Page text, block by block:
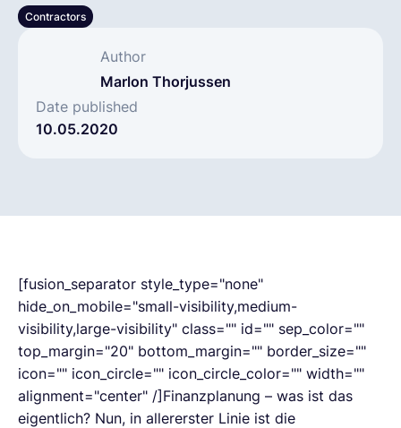
Contractors
Author
Marlon Thorjussen
Date published
10.05.2020
[fusion_separator style_type="none"
hide_on_mobile="small-visibility,medium-
visibility,large-visibility" class="" id="" sep_color=""
top_margin="20" bottom_margin="" border_size=""
icon="" icon_circle="" icon_circle_color="" width=""
alignment="center" /]Finanzplanung – was ist das
eigentlich? Nun, in allererster Linie ist die